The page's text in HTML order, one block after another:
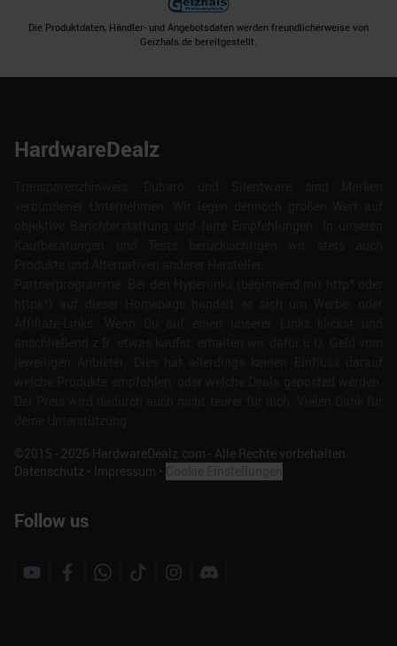
Die Produktdaten, Händler- und Angebotsdaten werden freundlicherweise von
Geizhals.de bereitgestellt.
HardwareDealz
©2015 - 2026 HardwareDealz.com - Alle Rechte vorbehalten.
Datenschutz • Impressum •
Follow us